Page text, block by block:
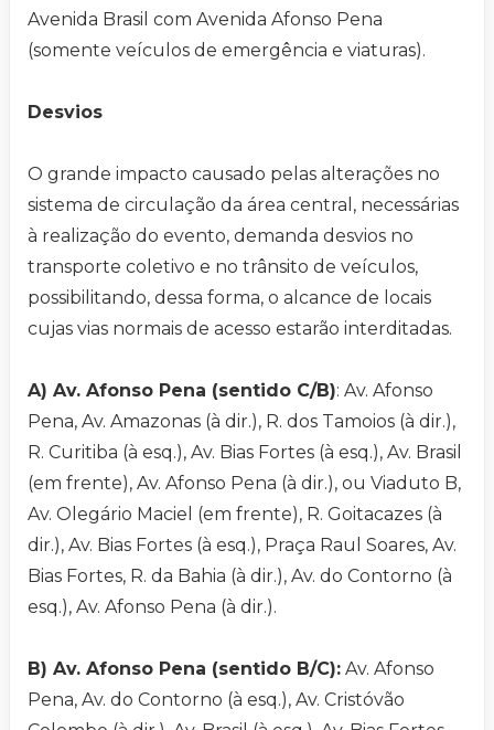
Avenida Brasil com Avenida Afonso Pena
(somente veículos de emergência e viaturas).
Desvios
O grande impacto causado pelas alterações no
sistema de circulação da área central, necessárias
à realização do evento, demanda desvios no
transporte coletivo e no trânsito de veículos,
possibilitando, dessa forma, o alcance de locais
cujas vias normais de acesso estarão interditadas.
A) Av. Afonso Pena (sentido C/B): Av. Afonso
Pena, Av. Amazonas (à dir.), R. dos Tamoios (à dir.),
R. Curitiba (à esq.), Av. Bias Fortes (à esq.), Av. Brasil
(em frente), Av. Afonso Pena (à dir.), ou Viaduto B,
Av. Olegário Maciel (em frente), R. Goitacazes (à
dir.), Av. Bias Fortes (à esq.), Praça Raul Soares, Av.
Bias Fortes, R. da Bahia (à dir.), Av. do Contorno (à
esq.), Av. Afonso Pena (à dir.).
B) Av. Afonso Pena (sentido B/C): Av. Afonso
Pena, Av. do Contorno (à esq.), Av. Cristóvão